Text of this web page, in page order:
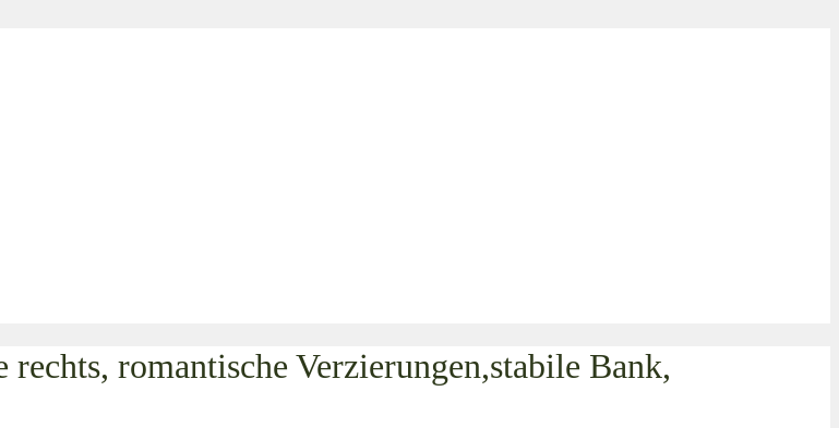
romantische Verzierungen,stabile Bank,